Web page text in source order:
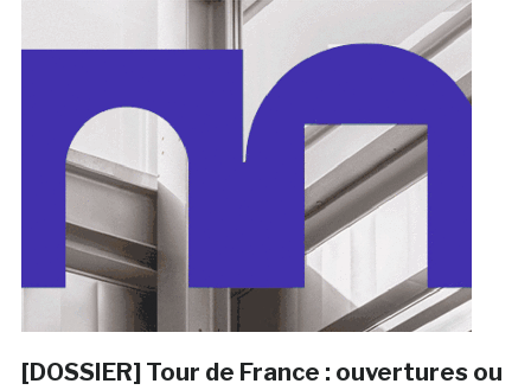
[DOSSIER] Tour de France : ouvertures ou